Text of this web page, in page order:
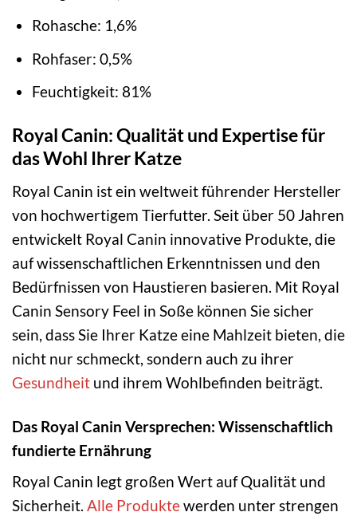
Rohasche: 1,6%
Rohfaser: 0,5%
Feuchtigkeit: 81%
Royal Canin: Qualität und Expertise für
das Wohl Ihrer Katze
Royal Canin ist ein weltweit führender Hersteller
von hochwertigem Tierfutter. Seit über 50 Jahren
entwickelt Royal Canin innovative Produkte, die
auf wissenschaftlichen Erkenntnissen und den
Bedürfnissen von Haustieren basieren. Mit Royal
Canin Sensory Feel in Soße können Sie sicher
sein, dass Sie Ihrer Katze eine Mahlzeit bieten, die
nicht nur schmeckt, sondern auch zu ihrer
Gesundheit und ihrem Wohlbefinden beiträgt.
Das Royal Canin Versprechen: Wissenschaftlich
fundierte Ernährung
Royal Canin legt großen Wert auf Qualität und
Sicherheit. Alle Produktewerden unter strengen